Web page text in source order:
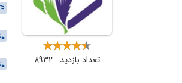
تعداد بازدید : 8932